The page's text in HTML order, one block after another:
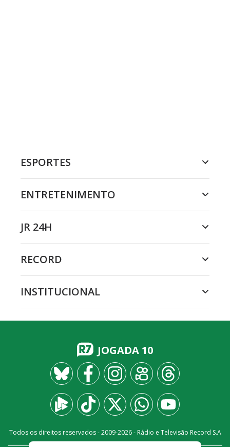
ESPORTES
ENTRETENIMENTO
JR 24H
RECORD
INSTITUCIONAL
JOGADA 10
Todos os direitos reservados - 2009-2026- Rádio e Televisão Record S.A